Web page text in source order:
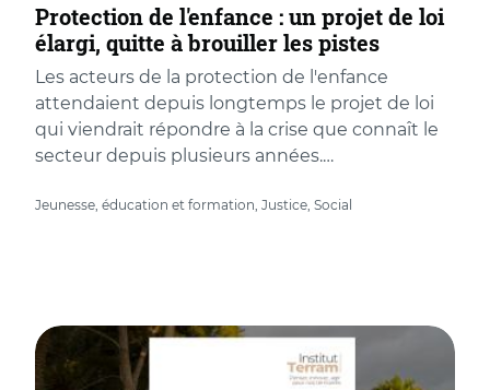
Protection de l'enfance : un projet de loi
élargi, quitte à brouiller les pistes
Les acteurs de la protection de l'enfance
attendaient depuis longtemps le projet de loi
qui viendrait répondre à la crise que connaît le
secteur depuis plusieurs années.…
Jeunesse, éducation et formation, Justice, Social